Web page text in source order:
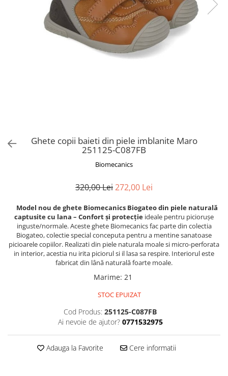
Ghete copii baieti din piele imblanite Maro
251125-C087FB
Biomecanics
320,00 Lei272,00 Lei
Model nou de ghete Biomecanics Biogateo din piele naturală
captusite cu lana – Confort și protecție ideale pentru piciorușe
inguste/normale. Aceste ghete Biomecanics fac parte din colectia
Biogateo, colectie special conceputa pentru a mentine sanatoase
picioarele copiilor. Realizati din piele naturala moale si micro-perforata
in interior, acestia nu irita piciorul si il lasa sa respire. Interiorul este
fabricat din lână naturală foarte moale.
Marime: 21
STOC EPUIZAT
Cod Produs: 251125-C087FB
Ai nevoie de ajutor? 0771532975
Adauga la Favorite Cere informatii